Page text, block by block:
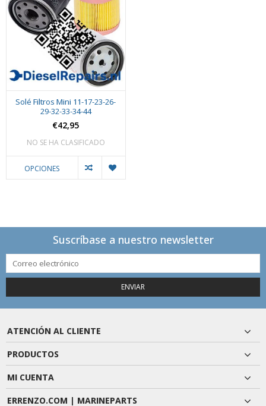
Solé Filtros Mini 11-17-23-26-
29-32-33-34-44
€42,95
NO SE HA CLASIFICADO
OPCIONES
Suscríbase a nuestro newsletter
ENVIAR
ATENCIÓN AL CLIENTE
PRODUCTOS
MI CUENTA
ERRENZO.COM | MARINEPARTS